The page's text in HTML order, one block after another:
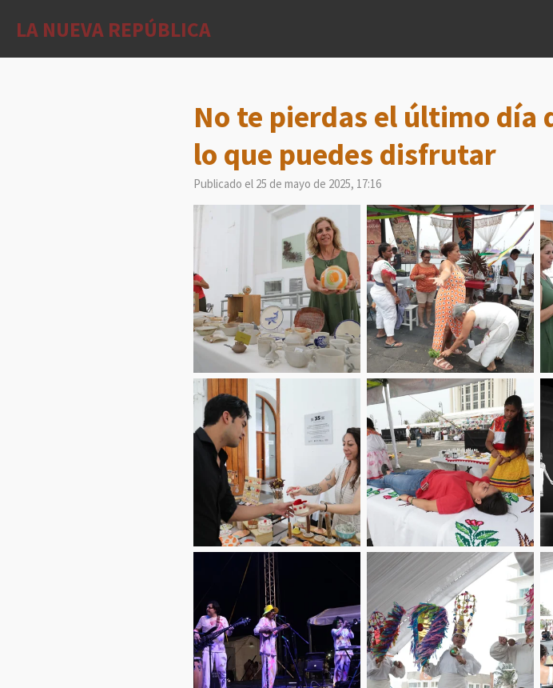
LA NUEVA REPÚBLICA
No te pierdas el último día
lo que puedes disfrutar
Publicado el 25 de mayo de 2025, 17:16